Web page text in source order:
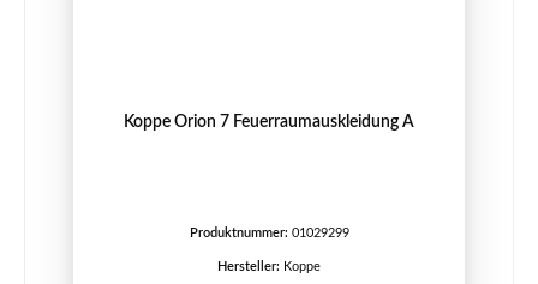
Koppe Orion 7 Feuerraumauskleidung A
Produktnummer: 01029299
Hersteller: Koppe